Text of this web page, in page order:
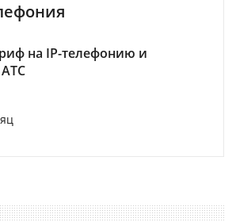
на IP-телефонию и